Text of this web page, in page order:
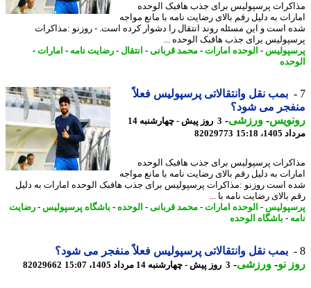
پرسپولیس برای جذب هافبک الوحده
به دلیل رقم بالای رضایت نامه با مانع مواجه
است و این مسئله روند انتقال را دشوار کرده است. - روزنو :مذاکرات
برای جذب هافبک الوحده ...
-الوحده امارات- محمد قربانی -انتقال-رضایت نامه -امارات-
بمب نقل وانتقالاتی پرسپولیس فعلاً
می شود؟
-ورزشی-
3 روز پیش - چهارشنبه 14
15:18
82029773
پرسپولیس برای جذب هافبک الوحده
به دلیل رقم بالای رضایت نامه با مانع مواجه
است روزنو :مذاکرات پرسپولیس برای جذب هافبک الوحده امارات به دلیل
بالای رضایت نامه با ...
-الوحده امارات- محمد قربانی -الوحده-باشگاه پرسپولیس-رضایت
-باشگاه الوحده
بمب نقل وانتقالاتی پرسپولیس فعلاً منفجر می شود؟
نو- ورزشی-3 روز پیش - چهارشنبه 14 مرداد 1405، 15:07 82029662